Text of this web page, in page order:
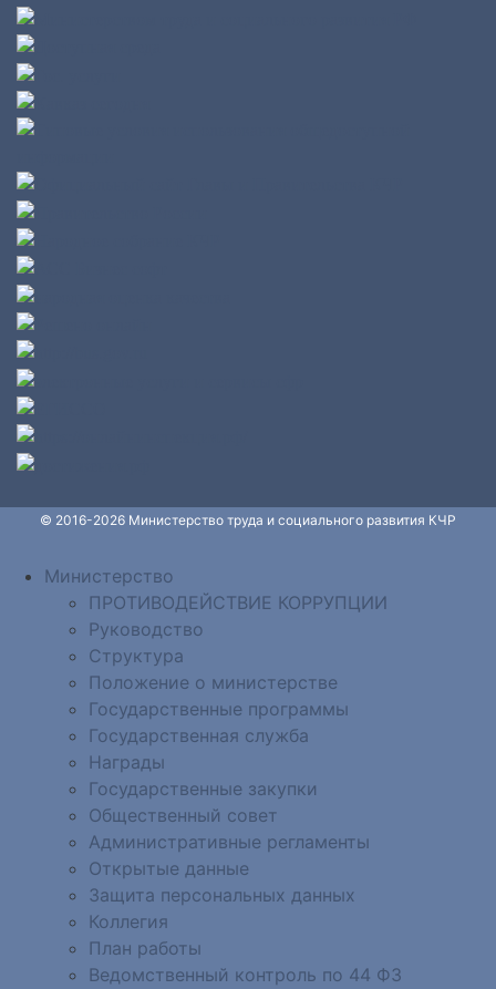
© 2016-2026 Министерство труда и социального развития КЧР
Министерство
ПРОТИВОДЕЙСТВИЕ КОРРУПЦИИ
Руководство
Структура
Положение о министерстве
Государственные программы
Государственная служба
Награды
Государственные закупки
Общественный совет
Административные регламенты
Открытые данные
Защита персональных данных
Коллегия
План работы
Ведомственный контроль по 44 ФЗ